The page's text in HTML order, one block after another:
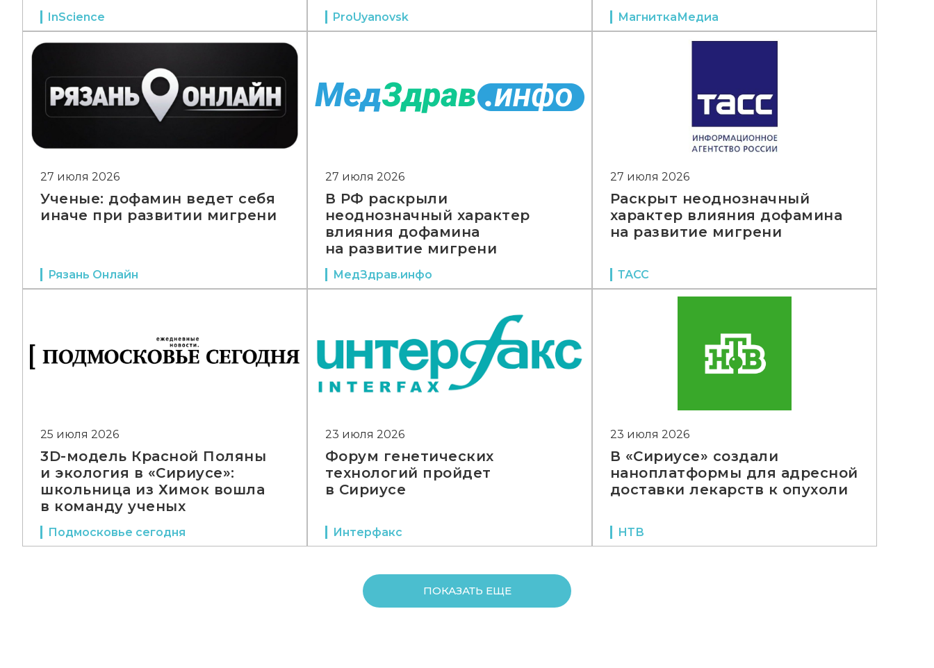
InScience ProUyanovsk МагниткаМедиа
27 июля 2026
Ученые: дофамин ведет себя
иначе при развитии мигрени
Рязань Онлайн
27 июля 2026
В РФ раскрыли
неоднозначный характер
влияния дофамина
на развитие мигрени
МедЗдрав.инфо
27 июля 2026
Раскрыт неоднозначный
характер влияния дофамина
на развитие мигрени
ТАСС
25 июля 2026
3D-модель Красной Поляны
и экология в «Сириусе»:
школьница из Химок вошла
в команду ученых
Подмосковье сегодня
23 июля 2026
Форум генетических
технологий пройдет
в Сириусе
Интерфакс
23 июля 2026
В «Сириусе» создали
наноплатформы для адресной
доставки лекарств к опухоли
НТВ
ПОКАЗАТЬ ЕЩЕ